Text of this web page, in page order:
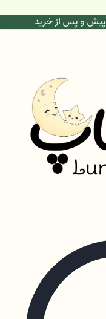
پیش و پس از خرید